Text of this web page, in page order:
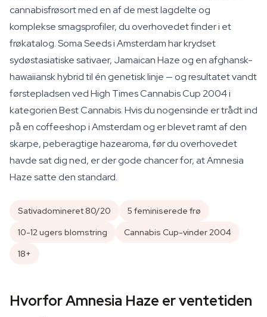
cannabisfrøsort med en af de mest lagdelte og
komplekse smagsprofiler, du overhovedet finder i et
frøkatalog. Soma Seeds i Amsterdam har krydset
sydøstasiatiske sativaer, Jamaican Haze og en afghansk-
hawaiiansk hybrid til én genetisk linje — og resultatet vandt
førstepladsen ved High Times Cannabis Cup 2004 i
kategorien Best Cannabis. Hvis du nogensinde er trådt ind
på en coffeeshop i Amsterdam og er blevet ramt af den
skarpe, peberagtige hazearoma, før du overhovedet
havde sat dig ned, er der gode chancer for, at Amnesia
Haze satte den standard.
Sativadomineret 80/20
5 feminiserede frø
10-12 ugers blomstring
Cannabis Cup-vinder 2004
18+
Hvorfor Amnesia Haze er ventetiden